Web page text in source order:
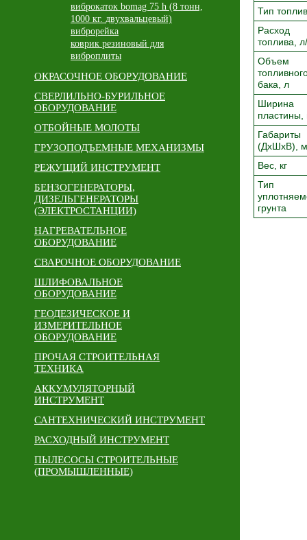
виброкаток bomag 75 h (8 тонн,
1000 кг. двухвальцевый)
виброрейка
коврик резиновый для
виброплиты
ОКРАСОЧНОЕ ОБОРУДОВАНИЕ
СВЕРЛИЛЬНО-БУРИЛЬНОЕ
ОБОРУДОВАНИЕ
ОТБОЙНЫЕ МОЛОТЫ
ГРУЗОПОДЪЕМНЫЕ МЕХАНИЗМЫ
РЕЖУЩИЙ ИНСТРУМЕНТ
БЕНЗОГЕНЕРАТОРЫ,
ДИЗЕЛЬГЕНЕРАТОРЫ
(ЭЛЕКТРОСТАНЦИИ)
НАГРЕВАТЕЛЬНОЕ
ОБОРУДОВАНИЕ
СВАРОЧНОЕ ОБОРУДОВАНИЕ
ШЛИФОВАЛЬНОЕ
ОБОРУДОВАНИЕ
ГЕОДЕЗИЧЕСКОЕ И
ИЗМЕРИТЕЛЬНОЕ
ОБОРУДОВАНИЕ
ПРОЧАЯ СТРОИТЕЛЬНАЯ
ТЕХНИКА
АККУМУЛЯТОРНЫЙ
ИНСТРУМЕНТ
САНТЕХНИЧЕСКИЙ ИНСТРУМЕНТ
РАСХОДНЫЙ ИНСТРУМЕНТ
ПЫЛЕСОСЫ СТРОИТЕЛЬНЫЕ
(ПРОМЫШЛЕННЫЕ)
Тип
Расход
топлива,
Объем
бака, л
Ширина
Габариты
(ДхШхВ),
Вес, кг
Тип
грунта